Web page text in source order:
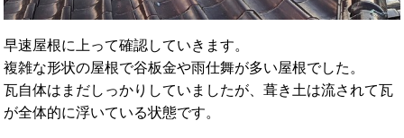
早速屋根に上って確認していきます。
複雑な形状の屋根で谷板金や雨仕舞が多い屋根でした。
瓦自体はまだしっかりしていましたが、葺き土は流されて瓦
が全体的に浮いている状態です。